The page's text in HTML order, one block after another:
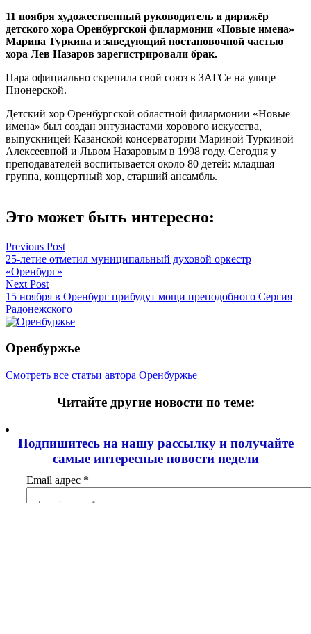
11 ноября художественный руководитель и дирижёр
детского хора Оренбургской филармонии «Новые имена»
Марина Туркина и заведующий постановочной частью
хора Лев Назаров зарегистрировали брак.
Пара официально скрепила свой союз в ЗАГСе на улице
Пионерской.
Детский хор Оренбургской областной филармонии «Новые
имена» был создан энтузиастами хорового искусства,
выпускницей Казанской консерватории Мариной Туркиной
Алексеевной и Львом Назаровым в 1998 году. Сегодня у
преподавателей воспитывается около 80 детей: младшая
группа, концертный хор, старший ансамбль.
Это может быть интересно:
Навигация
по
записям
Previous Post
25-летие отметил муниципальный духовой оркестр
«Оренбург»
Next Post
15 ноября в Оренбург прибудут мощи преподобного Сергия
Радонежского
Оренбуржье
Смотреть все статьи автора Оренбуржье
Читайте другие новости по теме:
Подпишитесь на нашу рассылку и получайте
самые интересные новости недели
Email адрес *